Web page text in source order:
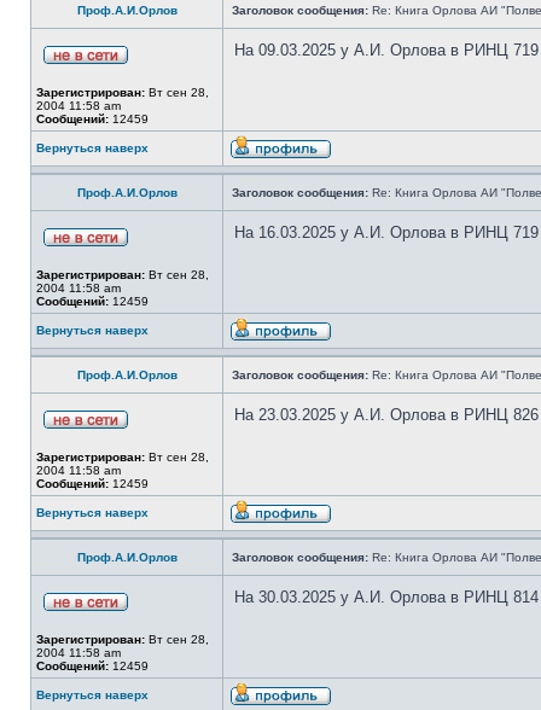
Проф.А.И.Орлов Заголовок сообщения: Re: Книга Орлова АИ
Зарегистрирован: Вт сен 28,
2004 11:58 am
Сообщений: 12459
На 09.03.2025 у А.И. Орлова в РИНЦ 719
Вернуться наверх
Проф.А.И.Орлов Заголовок сообщения: Re: Книга Орлова АИ
Зарегистрирован: Вт сен 28,
2004 11:58 am
Сообщений: 12459
На 16.03.2025 у А.И. Орлова в РИНЦ 719
Вернуться наверх
Проф.А.И.Орлов Заголовок сообщения: Re: Книга Орлова АИ
Зарегистрирован: Вт сен 28,
2004 11:58 am
Сообщений: 12459
На 23.03.2025 у А.И. Орлова в РИНЦ 826
Вернуться наверх
Проф.А.И.Орлов Заголовок сообщения: Re: Книга Орлова АИ
Зарегистрирован: Вт сен 28,
2004 11:58 am
Сообщений: 12459
На 30.03.2025 у А.И. Орлова в РИНЦ 814
Вернуться наверх